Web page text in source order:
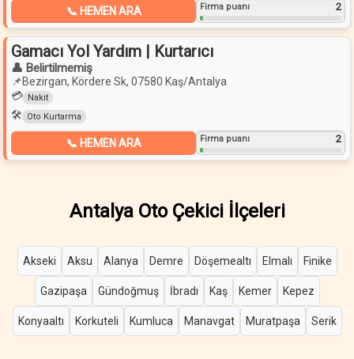
📞 HEMEN ARA Firma puanı 2
Gamacı Yol Yardım | Kurtarıcı
👤 Belirtilmemiş
📌Bezirgan, Kördere Sk, 07580 Kaş/Antalya
💳 Nakit
🛠️ Oto Kurtarma
📞 HEMEN ARA Firma puanı 2
Antalya Oto Çekici İlçeleri
Akseki Aksu Alanya Demre Döşemealtı Elmalı Finike
Gazipaşa Gündoğmuş İbradı Kaş Kemer Kepez
Konyaaltı Korkuteli Kumluca Manavgat Muratpaşa Serik